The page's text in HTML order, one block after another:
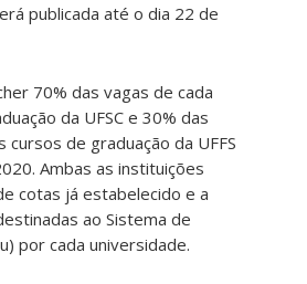
publicada até o dia 22 de
70% das vagas de cada
da UFSC e 30% das
cursos de graduação da UFFS
Ambas as instituições
cotas já estabelecido e a
ao Sistema de
por cada universidade.